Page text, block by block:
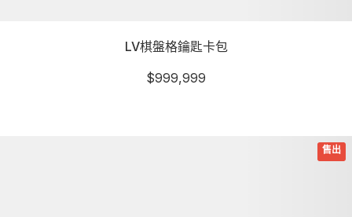
LV棋盤格鑰匙卡包
$999,999